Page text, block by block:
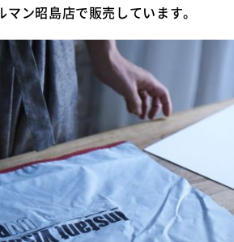
ン昭島店で販売しています。